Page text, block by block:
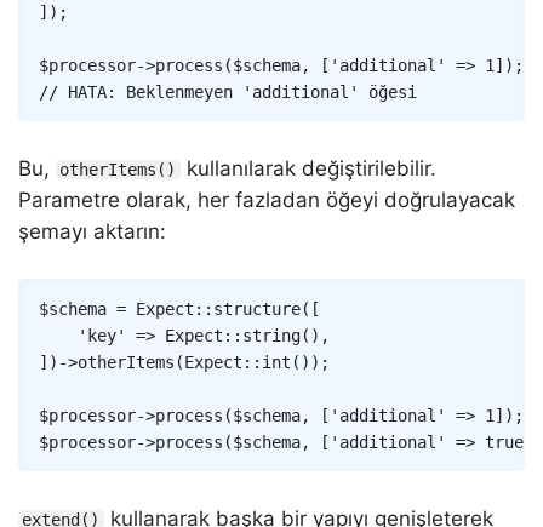
] ) ;
$processor->process ($schema, [ 'additional' => 1 ] ) ;
// HATA: Beklenmeyen 'additional' öğesi
Bu, otherItems()
kullanılarak değiştirilebilir.
Parametre olarak, her fazladan öğeyi doğrulayacak
şemayı aktarın:
$schema = Expect :: structure( [
'key'
=> Expect :: string( ) ,
] ) ->otherItems (Expect :: int ( ) ) ;
$processor->process ($schema, [ 'additional' => 1 ] ) ;
$processor->process ($schema, [ 'additional' => true
extend()
kullanarak başka bir yapıyı genişleterek